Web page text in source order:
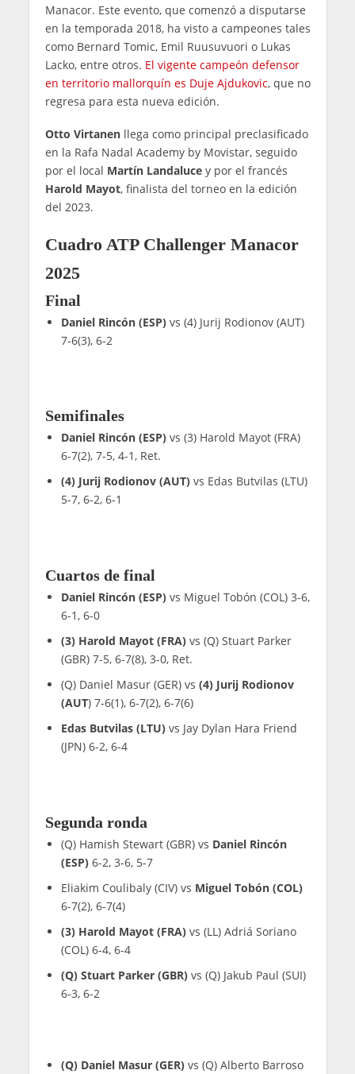
Manacor. Este evento, que comenzó a disputarse
en la temporada 2018, ha visto a campeones tales
como Bernard Tomic, Emil Ruusuvuori o Lukas
Lacko, entre otros. El vigente campeón defensor
en territorio mallorquín es Duje Ajdukovic, que no
regresa para esta nueva edición.
Otto Virtanenllega como principal preclasificado
en la Rafa Nadal Academy by Movistar, seguido
por el local Martín Landalucey por el francés
Harold Mayot, finalista del torneo en la edición
del 2023.
Cuadro ATP Challenger Manacor
2025
Final
Daniel Rincón (ESP)vs (4) Jurij Rodionov (AUT)
7-6(3), 6-2
Semifinales
Daniel Rincón (ESP)vs (3) Harold Mayot (FRA)
6-7(2), 7-5, 4-1, Ret.
(4) Jurij Rodionov (AUT)vs Edas Butvilas (LTU)
5-7, 6-2, 6-1
Cuartos de final
Daniel Rincón (ESP)vs Miguel Tobón (COL) 3-6,
6-1, 6-0
(3) Harold Mayot (FRA)vs (Q) Stuart Parker
(GBR) 7-5, 6-7(8), 3-0, Ret.
(Q) Daniel Masur (GER) vs (4) Jurij Rodionov
(AUT) 7-6(1), 6-7(2), 6-7(6)
Edas Butvilas (LTU)vs Jay Dylan Hara Friend
(JPN) 6-2, 6-4
Segunda ronda
(Q) Hamish Stewart (GBR) vs Daniel Rincón
(ESP)6-2, 3-6, 5-7
Eliakim Coulibaly (CIV) vs Miguel Tobón (COL)
6-7(2), 6-7(4)
(3) Harold Mayot (FRA)vs (LL) Adriá Soriano
(COL) 6-4, 6-4
(Q) Stuart Parker (GBR)vs (Q) Jakub Paul (SUI)
6-3, 6-2
(Q) Daniel Masur (GER)vs (Q) Alberto Barroso